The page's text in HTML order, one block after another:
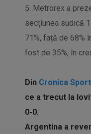
5. Metrorex a
secțiunea sudică
71%, față de 68%
fost de 35%, în
Din Cronica
ce a trecut la
0-0.
Argentina a